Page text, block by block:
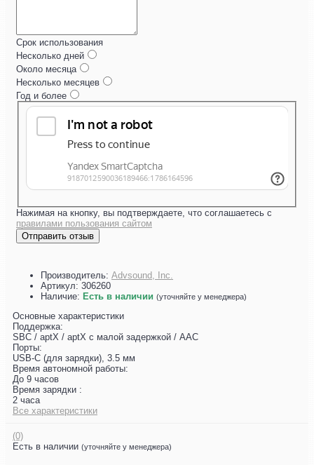
Срок использования
Несколько дней
Около месяца
Несколько месяцев
Год и более
Нажимая на кнопку, вы подтверждаете, что соглашаетесь с
правилами пользования сайтом
Отправить отзыв
Производитель: Advsound, Inc.
Артикул: 306260
Наличие: Есть в наличии (уточняйте у менеджера)
Основные характеристики
Поддержка:
SBC / aptX / aptX с малой задержкой / AAC
Порты:
USB-C (для зарядки), 3.5 мм
Время автономной работы:
До 9 часов
Время зарядки :
2 часа
Все характеристики
(0)
Есть в наличии (уточняйте у менеджера)